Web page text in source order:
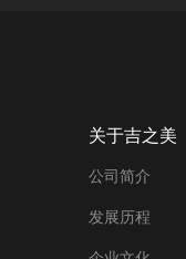
关于吉之美
公司简介
发展历程